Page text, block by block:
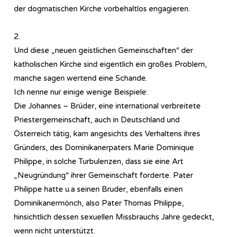
der dogmatischen Kirche vorbehaltlos engagieren.
2.
Und diese „neuen geistlichen Gemeinschaften“ der
katholischen Kirche sind eigentlich ein großes Problem,
manche sagen wertend eine Schande.
Ich nenne nur einige wenige Beispiele:
Die Johannes – Brüder, eine international verbreitete
Priestergemeinschaft, auch in Deutschland und
Österreich tätig, kam angesichts des Verhaltens ihres
Gründers, des Dominikanerpaters Marie Dominique
Philippe, in solche Turbulenzen, dass sie eine Art
„Neugründung“ ihrer Gemeinschaft forderte. Pater
Philippe hatte u.a seinen Bruder, ebenfalls einen
Dominikanermönch, also Pater Thomas Philippe,
hinsichtlich dessen sexuellen Missbrauchs Jahre gedeckt,
wenn nicht unterstützt.